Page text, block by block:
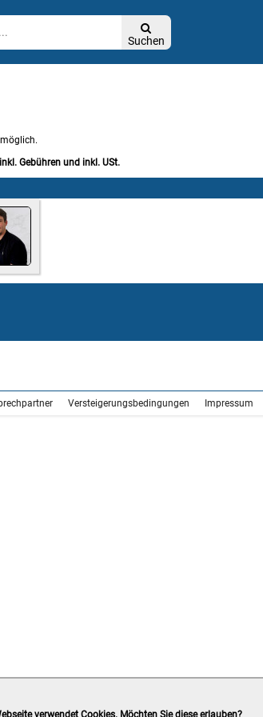

Suchen
Gebühren und inkl. USt.
Versteigerungsbedingungen Impressum
verwendet Cookies. Möchten Sie diese erlauben?